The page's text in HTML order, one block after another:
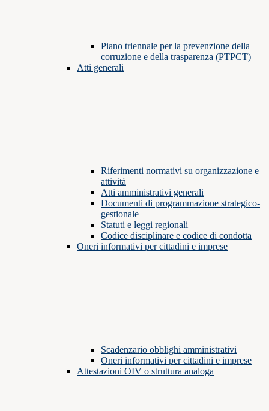
Piano triennale per la prevenzione della
corruzione e della trasparenza (PTPCT)
Atti generali
Riferimenti normativi su organizzazione e
attività
Atti amministrativi generali
Documenti di programmazione strategico-
gestionale
Statuti e leggi regionali
Codice disciplinare e codice di condotta
Oneri informativi per cittadini e imprese
Scadenzario obblighi amministrativi
Oneri informativi per cittadini e imprese
Attestazioni OIV o struttura analoga